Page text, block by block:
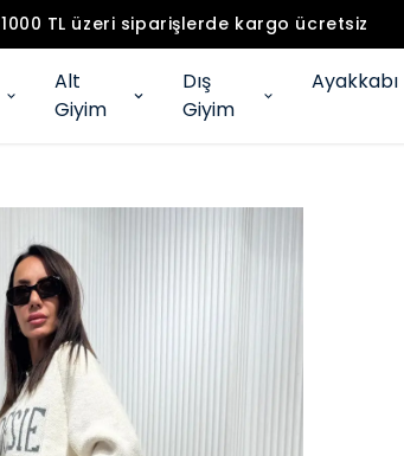
1000 TL üzeri siparişlerde kargo ücretsiz
Alt
Giyim
Dış
Giyim
Ayakkabı